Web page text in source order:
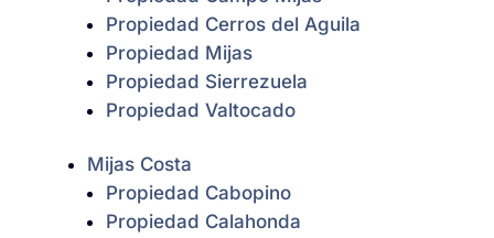
Propiedad Cerros del Aguila
Propiedad Mijas
Propiedad Sierrezuela
Propiedad Valtocado
Mijas Costa
Propiedad Cabopino
Propiedad Calahonda